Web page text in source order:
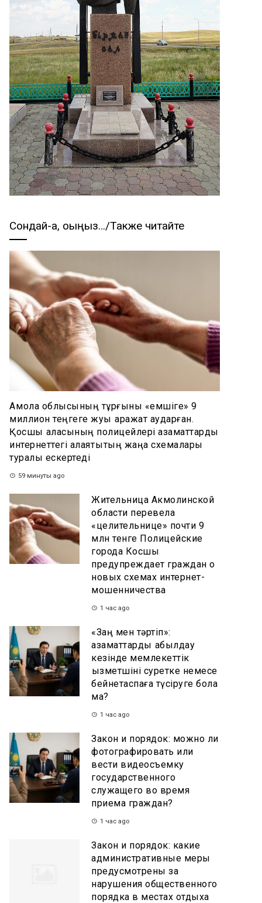
Сондай-ақ, оқыңыз…/Также читайте
Ақмола облысының тұрғыны «емшіге» 9
миллион теңгеге жуық қаражат аударған.
Қосшы қаласының полицейлері азаматтарды
интернеттегі алаяқтықтың жаңа схемалары
туралы ескертеді
59 минуты ago
Жительница Акмолинской
области перевела
«целительнице» почти 9
млн тенге Полицейские
города Косшы
предупреждает граждан о
новых схемах интернет-
мошенничества
1 час ago
«Заң мен тәртіп»:
азаматтарды қабылдау
кезінде мемлекеттік
қызметшіні суретке немесе
бейнетаспаға түсіруге бола
ма?
1 час ago
Закон и порядок: можно ли
фотографировать или
вести видеосъемку
государственного
служащего во время
приема граждан?
1 час ago
Закон и порядок: какие
административные меры
предусмотрены за
нарушения общественного
порядка в местах отдыха